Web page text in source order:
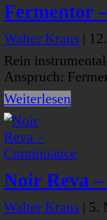
Fermentor
Walter Kraus |
Rein
Anspruch:
Weiterlesen
Noir Reva
Walter Kraus | 5.